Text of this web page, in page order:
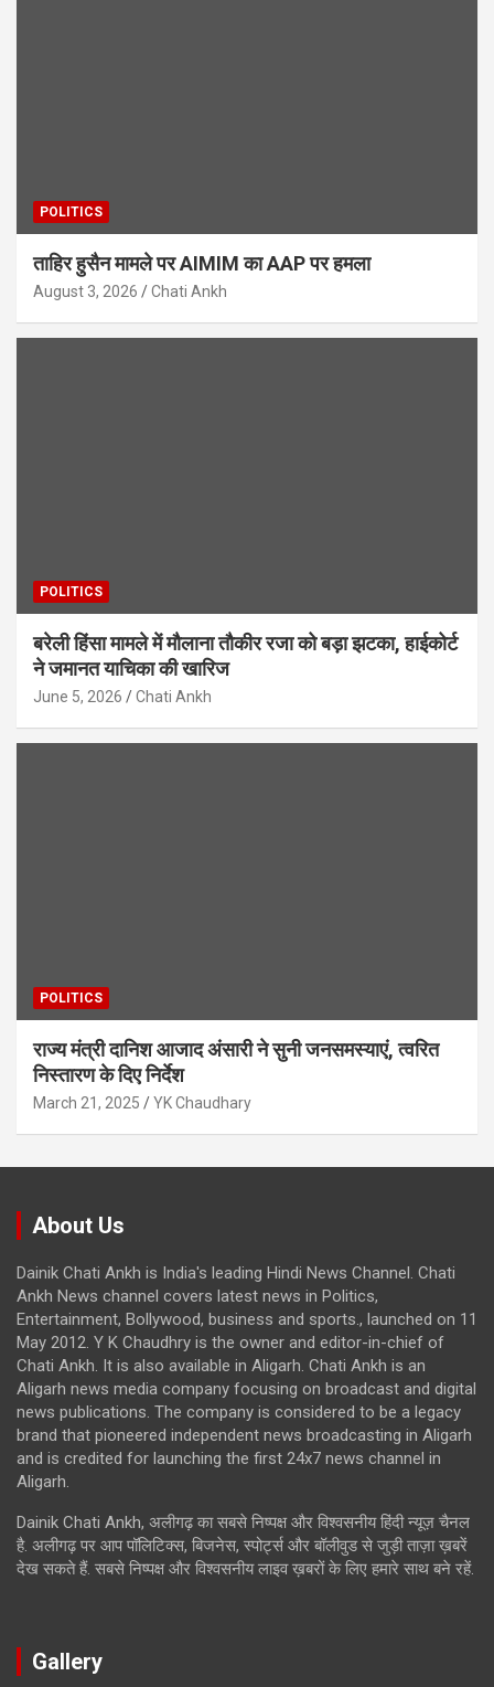
POLITICS
ताहिर हुसैन मामले पर AIMIM का AAP पर हमला
August 3, 2026 Chati Ankh
POLITICS
बरेली हिंसा मामले में मौलाना तौकीर रजा को बड़ा झटका, हाईकोर्ट
ने जमानत याचिका की खारिज
June 5, 2026 Chati Ankh
POLITICS
राज्य मंत्री दानिश आजाद अंसारी ने सुनी जनसमस्याएं, त्वरित
निस्तारण के दिए निर्देश
March 21, 2025 YK Chaudhary
About Us
Dainik Chati Ankh is India's leading Hindi News Channel. Chati
Ankh News channel covers latest news in Politics,
Entertainment, Bollywood, business and sports., launched on 11
May 2012. Y K Chaudhry is the owner and editor-in-chief of
Chati Ankh. It is also available in Aligarh. Chati Ankh is an
Aligarh news media company focusing on broadcast and digital
news publications. The company is considered to be a legacy
brand that pioneered independent news broadcasting in Aligarh
and is credited for launching the first 24x7 news channel in
Aligarh.
Dainik Chati Ankh, अलीगढ़ का सबसे निष्पक्ष और विश्वसनीय हिंदी न्यूज़ चैनल
है. अलीगढ़ पर आप पॉलिटिक्स, बिजनेस, स्पोर्ट्स और बॉलीवुड से जुड़ी ताज़ा ख़बरें
देख सकते हैं. सबसे निष्पक्ष और विश्वसनीय लाइव ख़बरों के लिए हमारे साथ बने रहें.
Gallery